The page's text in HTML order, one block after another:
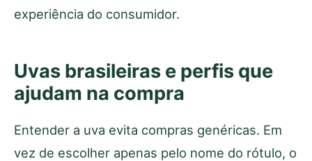
experiência do consumidor.
Uvas brasileiras e perfis que
ajudam na compra
Entender a uva evita compras genéricas. Em
vez de escolher apenas pelo nome do rótulo, o